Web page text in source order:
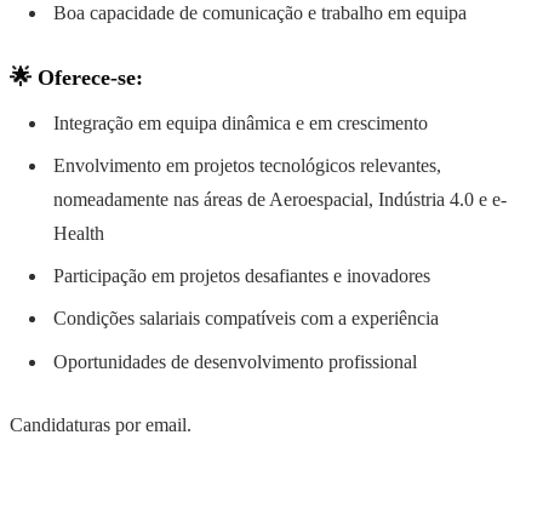
Boa capacidade de comunicação e trabalho em equipa
🌟 Oferece-se:
Integração em equipa dinâmica e em crescimento
Envolvimento em projetos tecnológicos relevantes,
nomeadamente nas áreas de Aeroespacial, Indústria 4.0 e e-
Health
Participação em projetos desafiantes e inovadores
Condições salariais compatíveis com a experiência
Oportunidades de desenvolvimento profissional
Candidaturas por email.